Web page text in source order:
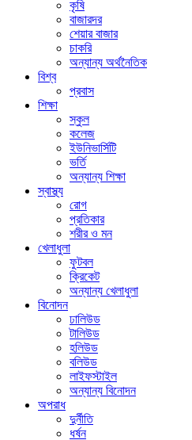
কৃষি
বাজারদর
শেয়ার বাজার
চাকরি
অন্যান্য অর্থনৈতিক
বিশ্ব
প্রবাস
শিক্ষা
স্কুল
কলেজ
ইউনিভার্সিটি
ভর্তি
অন্যান্য শিক্ষা
স্বাস্থ্য
রোগ
প্রতিকার
শরীর ও মন
খেলাধুলা
ফুটবল
ক্রিকেট
অন্যান্য খেলাধুলা
বিনোদন
ঢালিউড
টালিউড
হলিউড
বলিউড
লাইফস্টাইল
অন্যান্য বিনোদন
অপরাধ
দুর্নীতি
ধর্ষন